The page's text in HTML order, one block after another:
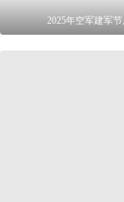
2025年空军建军